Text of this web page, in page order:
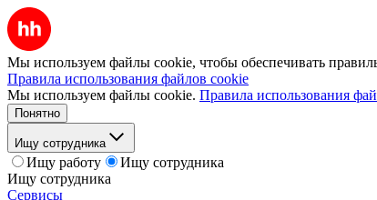
Мы используем файлы cookie, чтобы обеспечивать
Правила использования файлов cookie
Мы используем файлы cookie. Правила использования
Понятно
Ищу сотрудника
Ищу работу
Ищу сотрудника
Ищу сотрудника
Сервисы